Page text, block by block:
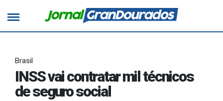
Brasil
INSS vai contratar mil técnicos
de seguro social